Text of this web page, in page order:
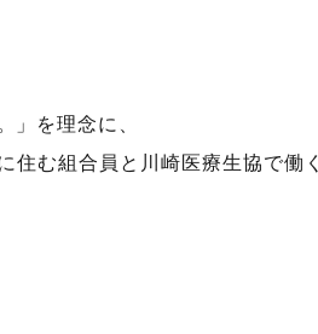
」を理念に、
住む組合員と川崎医療生協で働く